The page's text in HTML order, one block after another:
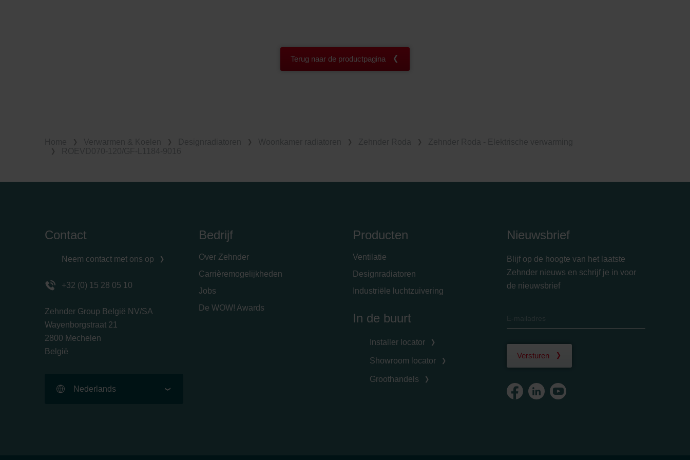
Terug naar de productpagina
Contact
Neem contact met ons op
+32 (0) 15 28 05 10
Zehnder Group België NV/SA
Wayenborgstraat 21
2800 Mechelen
België
Nederlands
Bedrijf
Over Zehnder
Carrièremogelijkheden
Jobs
De WOW! Awards
Producten
Ventilatie
Designradiatoren
Industriële luchtzuivering
In de buurt
Installer locator
Showroom locator
Groothandels
Nieuwsbrief
Blijf op de hoogte van het laatste
Zehnder nieuws en schrijf je in voor
de nieuwsbrief
Versturen